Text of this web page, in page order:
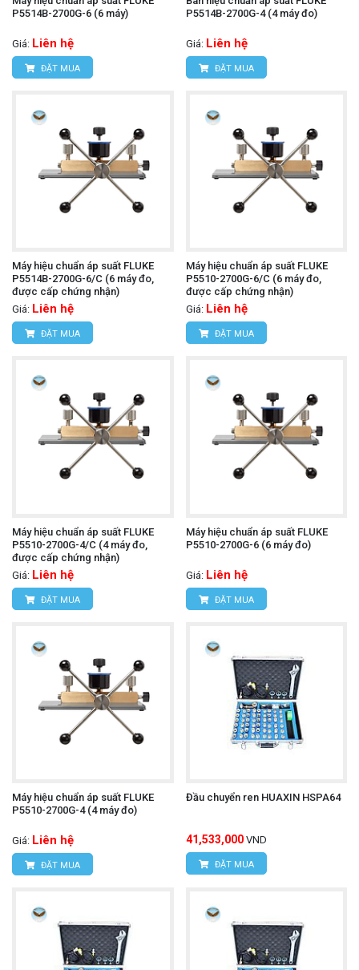
P5514B-2700G-6 (6 máy)
Giá: Liên hệ
ĐẶT MUA
P5514B-2700G-4 (4 máy đo)
Giá: Liên hệ
ĐẶT MUA
Máy hiệu chuẩn áp suất FLUKE
P5514B-2700G-6/C (6 máy đo,
được cấp chứng nhận)
Giá: Liên hệ
ĐẶT MUA
Máy hiệu chuẩn áp suất FLUKE
P5510-2700G-6/C (6 máy đo,
được cấp chứng nhận)
Giá: Liên hệ
ĐẶT MUA
Máy hiệu chuẩn áp suất FLUKE
P5510-2700G-4/C (4 máy đo,
được cấp chứng nhận)
Giá: Liên hệ
ĐẶT MUA
Máy hiệu chuẩn áp suất FLUKE
P5510-2700G-6 (6 máy đo)
Giá: Liên hệ
ĐẶT MUA
Máy hiệu chuẩn áp suất FLUKE
P5510-2700G-4 (4 máy đo)
Giá: Liên hệ
ĐẶT MUA
Đầu chuyển ren HUAXIN HSPA64
41,533,000 VND
ĐẶT MUA